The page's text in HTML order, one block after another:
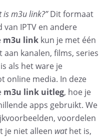
is m3u link?”Dit formaat
IPTV en andere
m3u link kun je met één
aan kanalen, films, series
als het ware je
online media. In deze
m3u link uitleg, hoe je
apps gebruikt. We
voordelen
je niet alleen wathet is,